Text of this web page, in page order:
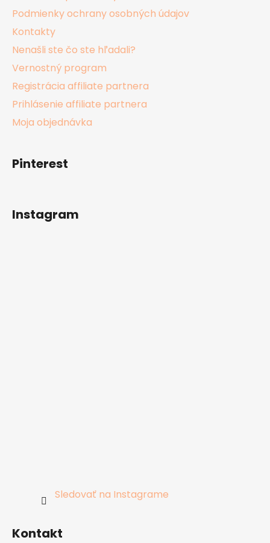
Podmienky ochrany osobných údajov
Kontakty
Nenašli ste čo ste hľadali?
Vernostný program
Registrácia affiliate partnera
Prihlásenie affiliate partnera
Moja objednávka
Pinterest
Instagram
Sledovať na Instagrame
Kontakt